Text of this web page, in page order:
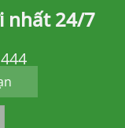
nhất 24/7